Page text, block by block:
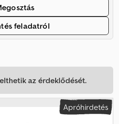
feladatról
az érdeklődését.
Apróhirdetés